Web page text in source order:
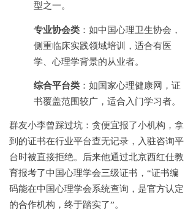
型之一。
专业协会类 ：如中国心理卫生协会，
侧重临床实践领域培训，适合有医
学、心理学背景的从业者。
综合平台类 ：如国家心理健康网，证
书覆盖范围较广，适合入门学习者。
群友小李曾踩过坑：贪便宜报了小机构，拿
到的证书在行业平台查无记录，入驻咨询平
台时被直接拒绝。后来他通过北京西红仕教
育报考了中国心理学会三级证书， “证书编
码能在中国心理学会系统查询，是官方认定
的合作机构，终于踏实了”。